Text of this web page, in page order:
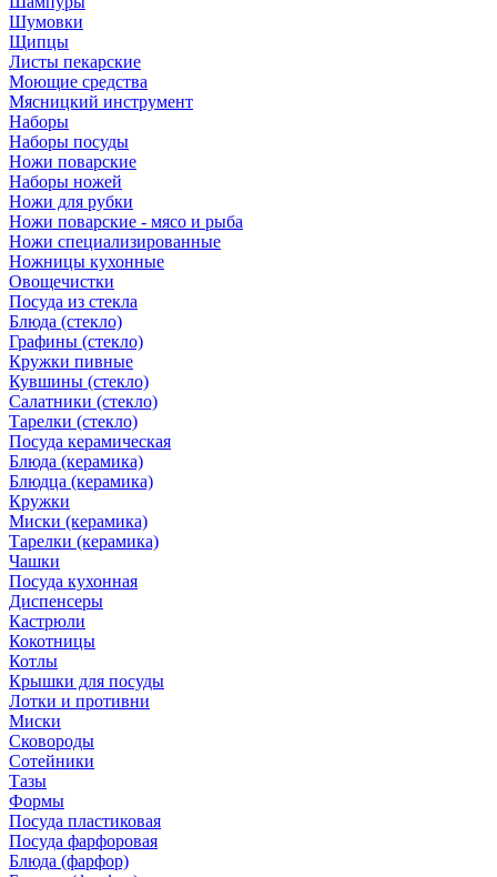
Шумовки
Щипцы
Листы пекарские
Моющие средства
Мясницкий инструмент
Наборы
Наборы посуды
Ножи поварские
Наборы ножей
Ножи для рубки
Ножи поварские - мясо и рыба
Ножи специализированные
Ножницы кухонные
Овощечистки
Посуда из стекла
Блюда (стекло)
Графины (стекло)
Кружки пивные
Кувшины (стекло)
Салатники (стекло)
Тарелки (стекло)
Посуда керамическая
Блюда (керамика)
Блюдца (керамика)
Кружки
Миски (керамика)
Тарелки (керамика)
Чашки
Посуда кухонная
Диспенсеры
Кастрюли
Кокотницы
Котлы
Крышки для посуды
Лотки и противни
Миски
Сковороды
Сотейники
Тазы
Формы
Посуда пластиковая
Посуда фарфоровая
Блюда (фарфор)